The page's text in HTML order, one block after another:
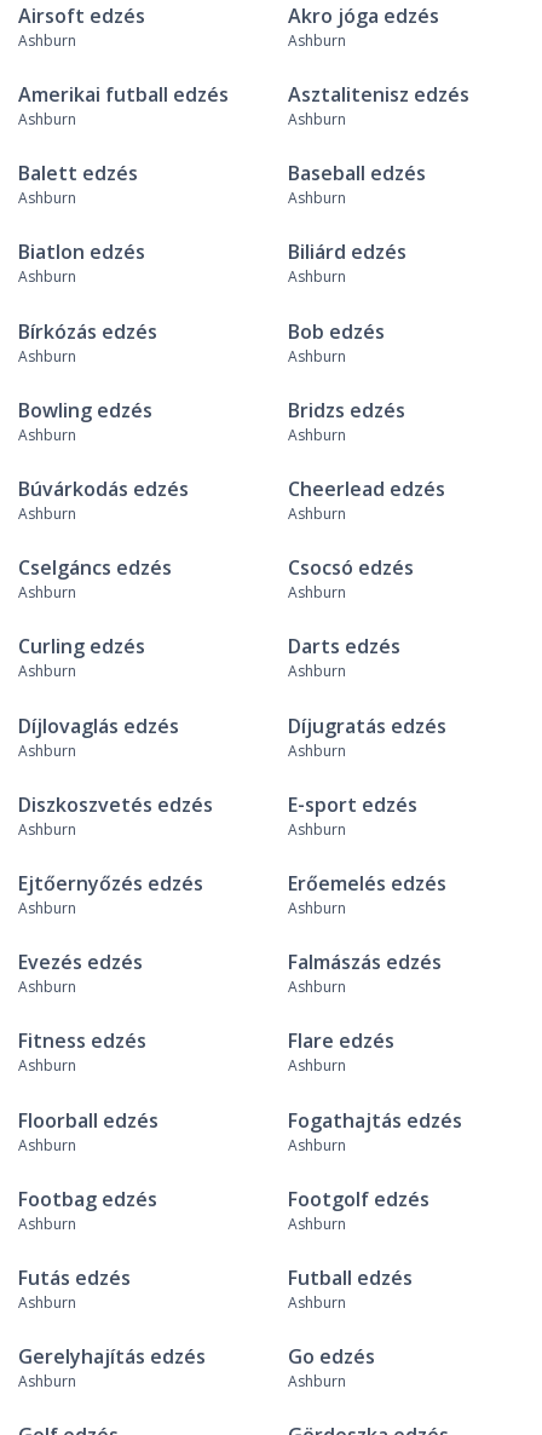
Airsoft edzés
Ashburn
Akro jóga edzés
Ashburn
Amerikai futball edzés
Ashburn
Asztalitenisz edzés
Ashburn
Balett edzés
Ashburn
Baseball edzés
Ashburn
Biatlon edzés
Ashburn
Biliárd edzés
Ashburn
Bírkózás edzés
Ashburn
Bob edzés
Ashburn
Bowling edzés
Ashburn
Bridzs edzés
Ashburn
Búvárkodás edzés
Ashburn
Cheerlead edzés
Ashburn
Cselgáncs edzés
Ashburn
Csocsó edzés
Ashburn
Curling edzés
Ashburn
Darts edzés
Ashburn
Díjlovaglás edzés
Ashburn
Díjugratás edzés
Ashburn
Diszkoszvetés edzés
Ashburn
E-sport edzés
Ashburn
Ejtőernyőzés edzés
Ashburn
Erőemelés edzés
Ashburn
Evezés edzés
Ashburn
Falmászás edzés
Ashburn
Fitness edzés
Ashburn
Flare edzés
Ashburn
Floorball edzés
Ashburn
Fogathajtás edzés
Ashburn
Footbag edzés
Ashburn
Footgolf edzés
Ashburn
Futás edzés
Ashburn
Futball edzés
Ashburn
Gerelyhajítás edzés
Ashburn
Go edzés
Ashburn